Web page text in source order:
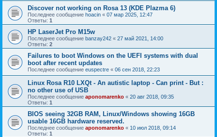
Discover not working on Rosa 13 (KDE Plazma 6)
Последнее сообщение hoacin « 07 мар 2025, 12:47
Ответы: 1
HP LaserJet Pro M15w
Последнее сообщение banzay242 « 27 май 2021, 14:00
Ответы: 2
Failures to boot Windows on the UEFI systems with dual
boot after recent updates
Последнее сообщение euspectre « 06 сен 2018, 22:23
Linux Rosa R10 LXQt - An autistic laptop - Can print - But :
no other use of USB
Последнее сообщение aponomarenko « 20 авг 2018, 09:35
Ответы: 1
BIOS seeing 32GB RAM, Linux/Windows showing 16GB
usable 16GB hardware reserved.
Последнее сообщение aponomarenko « 10 июл 2018, 09:14
Ответы: 1